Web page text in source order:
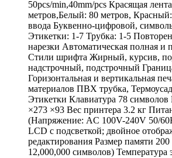
50pcs/min,40mm/pcs Красящая
метров,Белый: 80 метров,
ввода Буквенно-цифровой,
Этикетки: 1-7 Трубка: 1-5
нарезки Автоматическая полная и
Стили шрифта Жирный, курсив,
надстрочный, подстрочный
Горизонтальная и вертикальная
материалов ПВХ трубка,
Этикетки Клавиатура 78
×273 ×93 Вес принтера 3.2 кг
(Напряжение: AC 100V-240V 50/
LCD с подсветкой; двойное
редактирования Размер памяти
12,000,000 символов) Температура